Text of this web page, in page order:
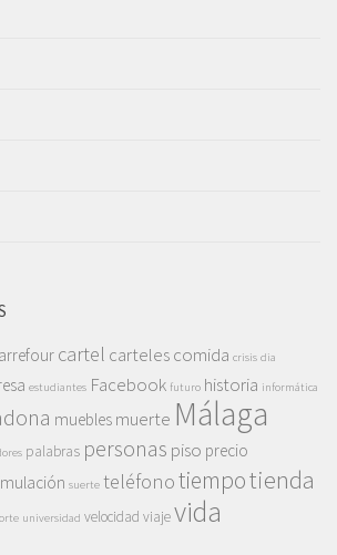
cartel cartelescomida crisis dia
estudiantes Facebook futuro historia informática
muebles muerte Málaga
palabras personas piso precio
suerte teléfonotiempotienda
universidad velocidad viajevida